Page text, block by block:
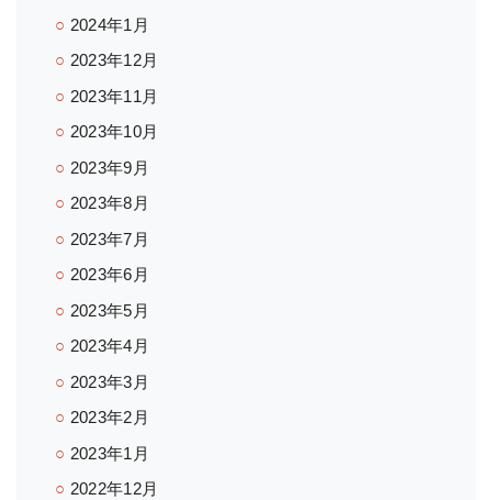
2024年1月
2023年12月
2023年11月
2023年10月
2023年9月
2023年8月
2023年7月
2023年6月
2023年5月
2023年4月
2023年3月
2023年2月
2023年1月
2022年12月